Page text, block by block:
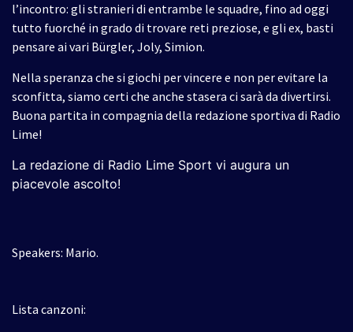
l’incontro: gli stranieri di entrambe le squadre, fino ad oggi
tutto fuorché in grado di trovare reti preziose, e gli ex, basti
pensare ai vari Bürgler, Joly, Simion.
Nella speranza che si giochi per vincere e non per evitare la
sconfitta, siamo certi che anche stasera ci sarà da divertirsi.
Buona partita in compagnia della redazione sportiva di Radio
Lime!
La redazione di Radio Lime Sport vi augura un
piacevole ascolto!
Speakers: Mario.
Lista canzoni: